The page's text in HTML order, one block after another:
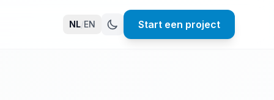
NL/EN Start een project